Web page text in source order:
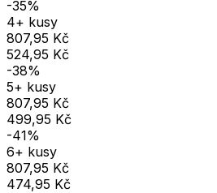
-35%
4+ kusy
807,95 Kč
524,95 Kč
-38%
5+ kusy
807,95 Kč
499,95 Kč
-41%
6+ kusy
807,95 Kč
474,95 Kč